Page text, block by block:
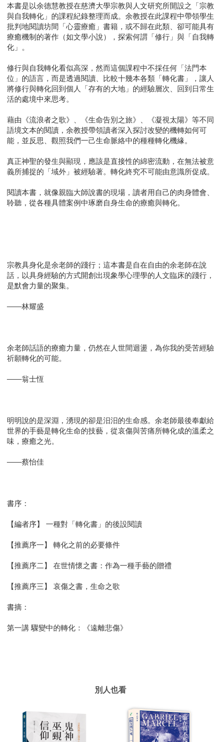
本書是以余德慧教授在慈濟大學宗教與人文研究所開設之「宗教
與自我轉化」的課程紀錄整理而成。余教授在此課程中帶領學生
批判地閱讀坊間「心靈療癒」書籍，或不歸在此類、卻可能具有
療癒機制的著作（如文學小說），探索何謂「修行」與「自我轉
化」。
修行與自我轉化看似高深，然而這個課程中不採任何「法門本
位」的語言，而是透過閱讀、比較十幾本各類「轉化書」，讓人
將修行與轉化回到個人「存有的大地」的經驗層次、回到日常生
活的處境中來思考。
藉由《流浪者之歌》、《生命告別之旅》、《凝視太陽》等不同
語境文本的閱讀，余教授帶領讀者深入探討改變的機轉如何可
能，並反思、觀照我們一己生命脈絡中的種種轉化機緣。
真正神聖的發生與顯現，應該是直接性的綿密流動，在無法被意
義所捕捉的「域外」被經驗著。轉化終究不可能由意識所促成。
閱讀本書，就像親臨大師說書的現場，讀者用自己的肉身體會、
聆聽，從各種具體案例中琢磨自身生命的療癒與轉化。
宗教具身化是余老師的踐行；這本書是自在自由的余老師在說
話，以具身經驗的方式開創出現象學心理學的人文臨床的踐行，
是默會力量的聚集。
――林耀盛
余老師話語的療癒力量，仍然在人世間迴盪，為你我的受苦經驗
祈願轉化的可能。
――翁士恆
明明說的是深淵，湧現的卻是汨汨的生命感。余老師最後奉獻給
世界的手藝是轉化生命的技藝，從哀傷與苦痛所轉化成的溫柔之
味，療癒之光。
――蔡怡佳
書序：
【編者序】 一種對「轉化書」的後設閱讀
【推薦序一】 轉化之前的必要條件
【推薦序二】 在世情懷之書：作為一種手藝的贈禮
【推薦序三】 哀傷之書，生命之歌
書摘：
第一講 驟變中的轉化：《遠離悲傷》
別人也看